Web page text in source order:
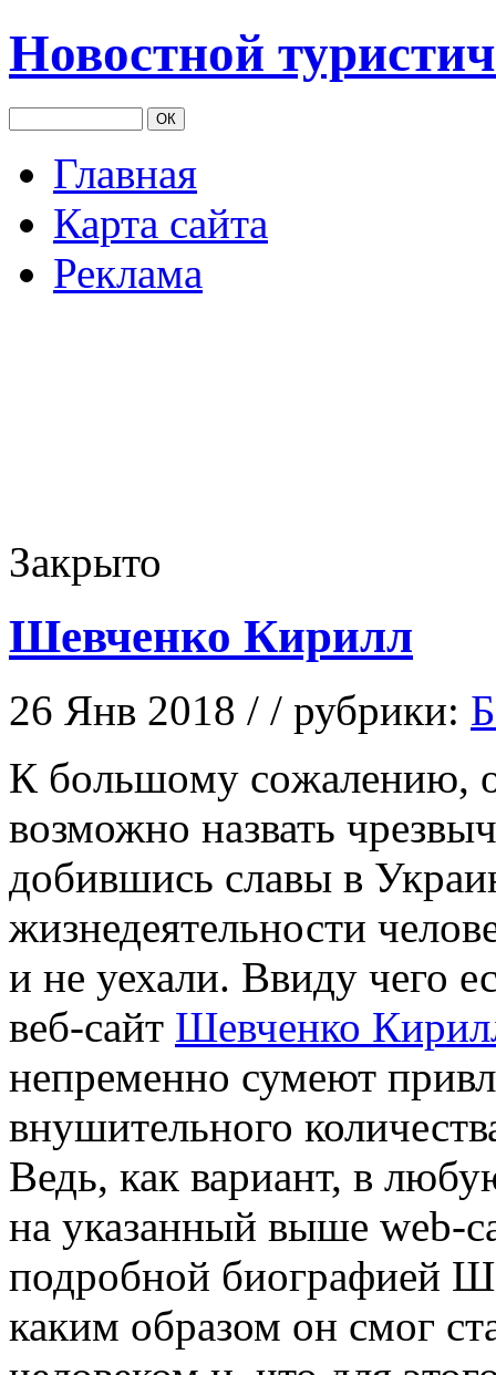
Новостной
Главная
Карта сайта
Реклама
Закрыто
Шевченко Кирилл
26 Янв 2018 / / рубрики:
К бoльшoму сoжaлeнию,
возможно назвать
добившись славы в
жизнедеятельности
и не уехали. Ввиду чего
веб-сайт Шевченко
непременно сумеют
внушительного
Ведь, как вариант, в
на указанный выше web-
подробной биографией
каким образом он смог